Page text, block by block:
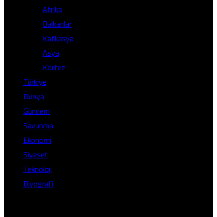
Yalova
Karabük
Osmaniye
Düzce
Lefkoşa
Gazimağusa
Afrika
Balkanlar
Kafkasya
Asya
Körfez
Türkiye
Dünya
Gündem
Savunma
Ekonomi
Siyaset
Teknoloji
Biyografi